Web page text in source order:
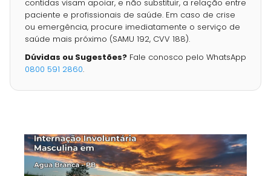
contidas visam apoiar, e não substituir, a relação entre
paciente e profissionais de saúde. Em caso de crise
ou emergência, procure imediatamente o serviço de
saúde mais próximo (SAMU 192, CVV 188).
Dúvidas ou Sugestões? Fale conosco pelo WhatsApp
0800 591 2860.